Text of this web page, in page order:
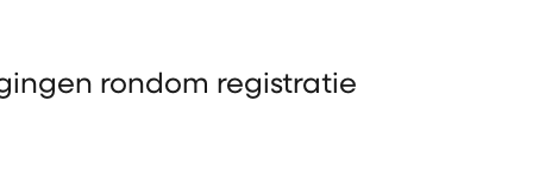
rondom registratie